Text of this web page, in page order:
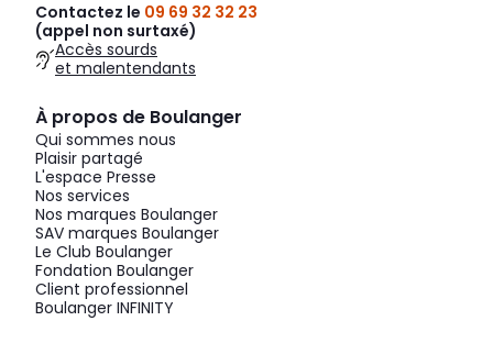
Contactez le 09 69 32 32 23
(appel non surtaxé)
Accès sourds
et malentendants
À propos de Boulanger
Qui sommes nous
Plaisir partagé
L'espace Presse
Nos services
Nos marques Boulanger
SAV marques Boulanger
Le Club Boulanger
Fondation Boulanger
Client professionnel
Boulanger INFINITY